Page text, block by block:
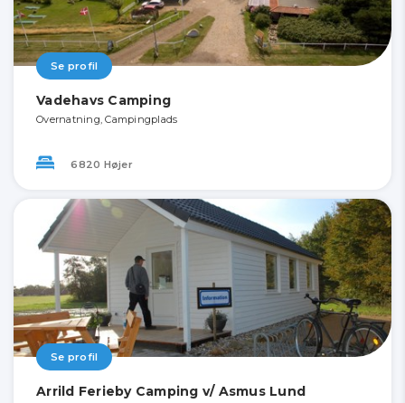
Se profil
Vadehavs Camping
Overnatning, Campingplads
6820 Højer
Se profil
Arrild Ferieby Camping v/ Asmus Lund